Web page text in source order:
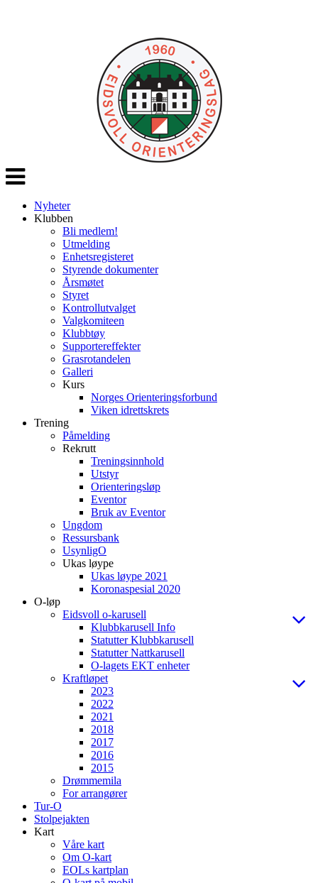
Veksle
navigasjon
Nyheter
Klubben
Bli medlem!
Utmelding
Enhetsregisteret
Styrende dokumenter
Årsmøtet
Styret
Kontrollutvalget
Valgkomiteen
Klubbtøy
Supportereffekter
Grasrotandelen
Galleri
Kurs
Norges Orienteringsforbund
Viken idrettskrets
Trening
Påmelding
Rekrutt
Treningsinnhold
Utstyr
Orienteringsløp
Eventor
Bruk av Eventor
Ungdom
Ressursbank
UsynligO
Ukas løype
Ukas løype 2021
Koronaspesial 2020
O-løp
Eidsvoll o-karusell
Klubbkarusell Info
Statutter Klubbkarusell
Statutter Nattkarusell
O-lagets EKT enheter
Kraftløpet
2023
2022
2021
2018
2017
2016
2015
Drømmemila
For arrangører
Tur-O
Stolpejakten
Kart
Våre kart
Om O-kart
EOLs kartplan